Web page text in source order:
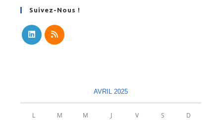
Suivez-Nous !
AVRIL 2025
L M M J V S D